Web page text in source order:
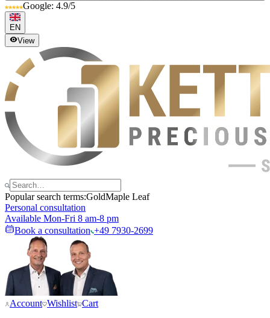
Google: 4.9/5
EN
View
Popular search terms:GoldMaple Leaf
Personal consultation
Available Mon-Fri 8 am-8 pm
Book a consultation +49 7930-2699
Account Wishlist Cart